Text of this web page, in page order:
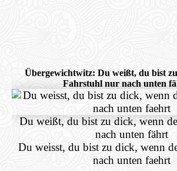
Übergewichtwitz: Du weißt, du bist
Fahrstuhl nur nach unten
Du weißt, du bist zu dick, wenn
nach unten fährt
Du weisst, du bist zu dick, wenn
nach unten faehrt